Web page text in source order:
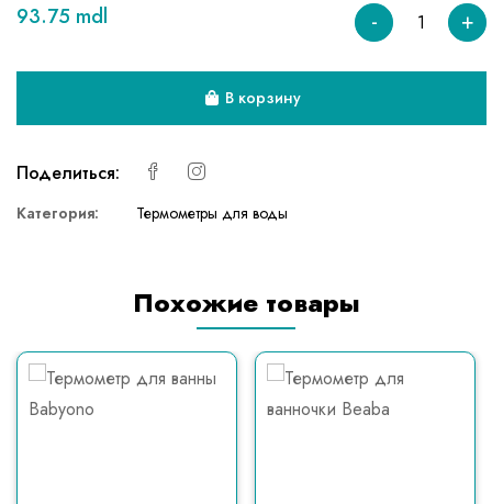
93.75 mdl - +
В корзину
Поделиться:
Категория: Термометры для воды
Похожие товары